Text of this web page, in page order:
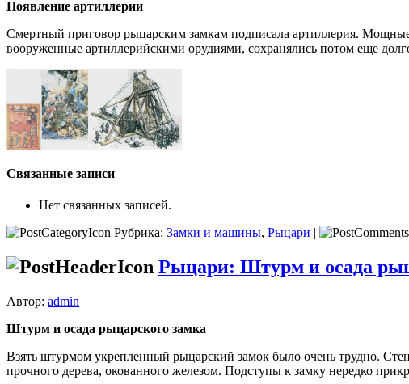
Появление артиллерии
Смертный приговор рыцарским замкам подпи­сала артиллерия.
вооруженные артиллерий­скими орудиями, сохранялись потом еще
Связанные записи
Нет связанных записей.
Рубрика: Замки и машины, Рыцари |
Рыцари: Штурм и осада
Автор: admin
Штурм и осада рыцарского замка
Взять штурмом укрепленный рыцарский замок было очень трудно.
прочного дерева, окованного железом. Подступы к замку нередко